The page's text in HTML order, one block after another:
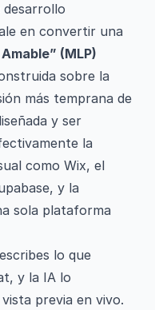
en convertir una
(MLP)
sobre la
más temprana de
y ser
la
como Wix, el
y la
sola plataforma
lo que
y la IA lo
previa en vivo.